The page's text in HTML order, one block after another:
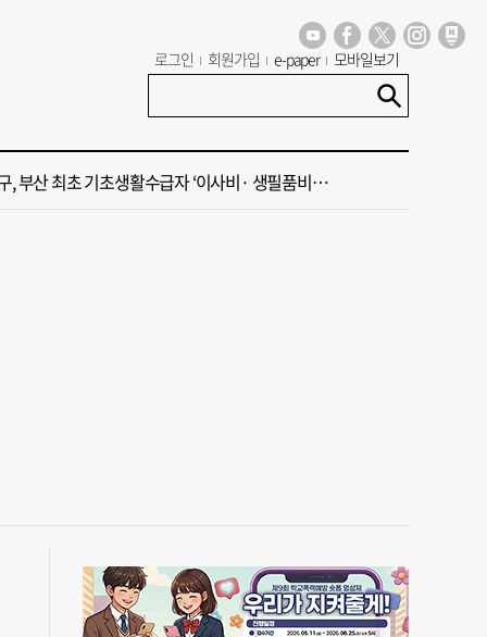
로그인 회원가입 e-paper 모바일보기
청사, 북항 재개발 부지 복합항만지구 확정
말 부울경 비 소식